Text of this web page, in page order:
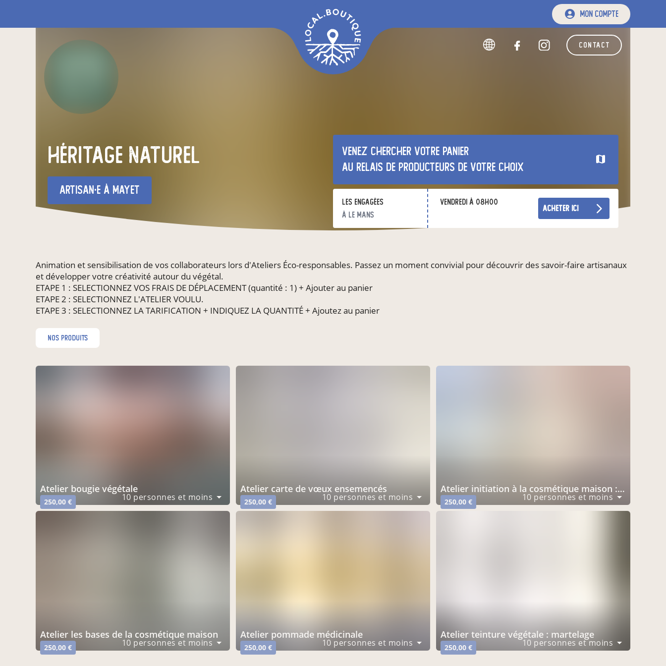
mon compte
contact
héritage naturel
artisan·e à Mayet
Venez chercher votre panier
au relais de producteurs de votre choix
Les Engagées
à Le Mans
vendredi à 08h00
acheter ici
Animation et sensibilisation de vos collaborateurs lors d'Ateliers Éco-responsables. Passez un moment convivial pour découvrir des savoir-faire artisanaux
et développer votre créativité autour du végétal.
ETAPE 1 : SELECTIONNEZ VOS FRAIS DE DÉPLACEMENT (quantité : 1) + Ajouter au panier
ETAPE 2 : SELECTIONNEZ L'ATELIER VOULU.
ETAPE 3 : SELECTIONNEZ LA TARIFICATION + INDIQUEZ LA QUANTITÉ + Ajoutez au panier
nos produits
atelier bougie végétale
250,00 € 10 personnes et moins
atelier carte de vœux ensemencés
250,00 € 10 personnes et moins
atelier initiation à la cosmétique maison : masque visage
250,00 € 10 personnes et moins
atelier les bases de la cosmétique maison
250,00 € 10 personnes et moins
atelier pommade médicinale
250,00 € 10 personnes et moins
atelier teinture végétale : martelage
250,00 € 10 personnes et moins